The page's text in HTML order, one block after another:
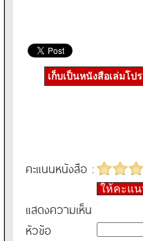
เก็บเป็นหนังสือเล่มโป
คะแนนหนังสือ :
ให้คะแ
แสดงความเห็น
หัวข้อ